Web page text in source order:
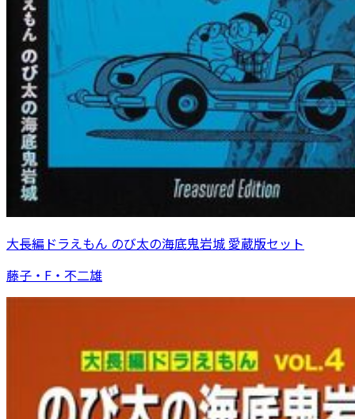
大長編ドラえもん のび太の海底鬼岩城 愛蔵版セット
藤子・F・不二雄